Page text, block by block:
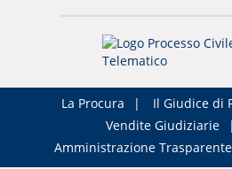
La Procura Il Giudice di
Vendite Giudiziarie
Amministrazione Trasparente